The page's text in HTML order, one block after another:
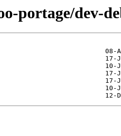
portage/dev-